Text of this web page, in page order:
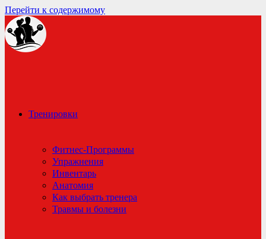
Перейти к содержимому
Тренировки
Фитнес-Программы
Упражнения
Инвентарь
Анатомия
Как выбрать тренера
Травмы и болезни